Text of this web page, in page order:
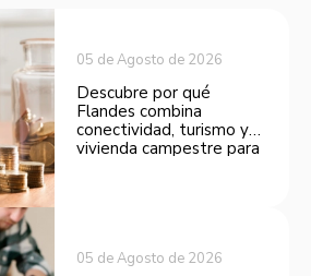
05 de Agosto de 2026
Descubre por qué
Flandes combina
conectividad, turismo y
vivienda campestre para
05 de Agosto de 2026